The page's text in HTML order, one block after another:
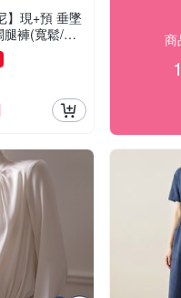
】現+預 垂墜
褲(寬鬆/修
商